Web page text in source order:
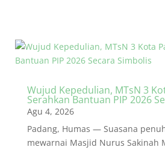
Wujud Kepedulian, MTsN 3
Serahkan Bantuan PIP 2026
Agu 4, 2026
Padang, Humas — Suasana
mewarnai Masjid Nurus Sakinah